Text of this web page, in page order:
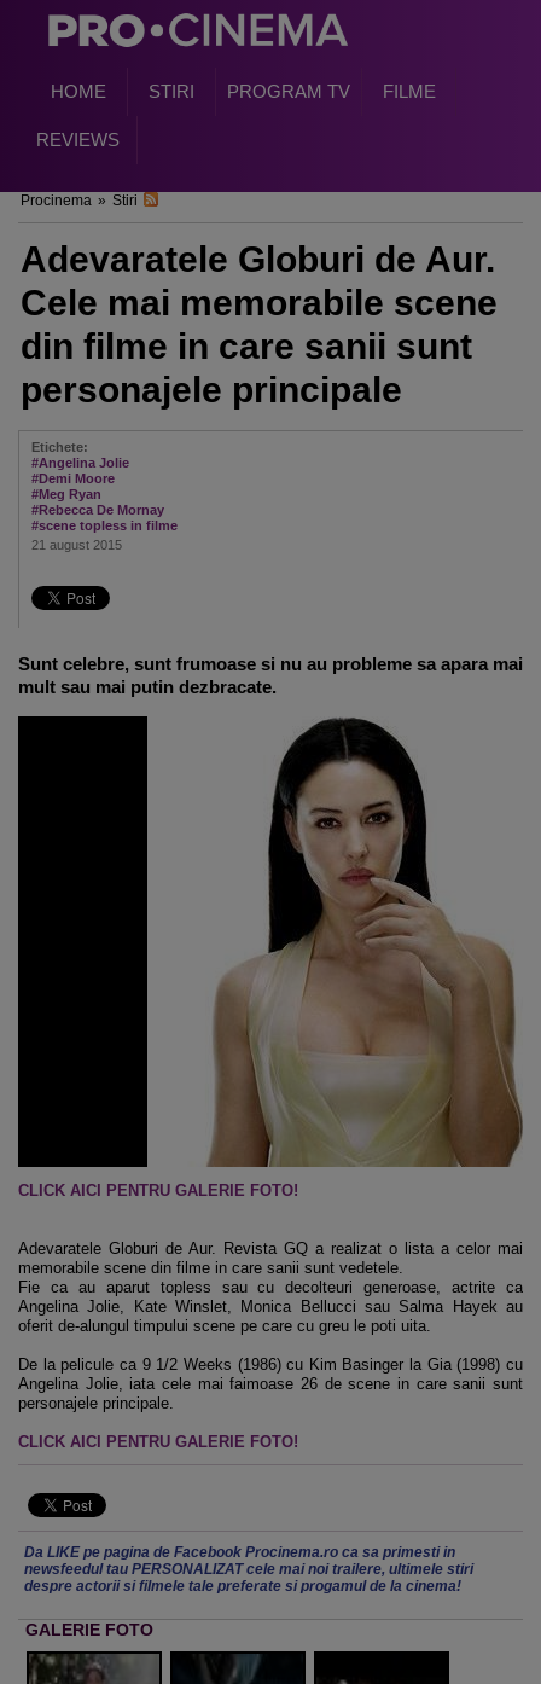
HOME STIRI PROGRAM TV FILME
REVIEWS
Procinema » Stiri
Adevaratele Globuri de Aur.
Cele mai memorabile scene
din filme in care sanii sunt
personajele principale
Etichete:
#Angelina Jolie
#Demi Moore
#Meg Ryan
#Rebecca De Mornay
#scene topless in filme
21 august 2015
Sunt celebre, sunt frumoase si nu au probleme sa apara mai
mult sau mai putin dezbracate.
CLICK AICI PENTRU GALERIE FOTO!
Adevaratele Globuri de Aur. Revista GQ a realizat o lista a celor mai
memorabile scene din filme in care sanii sunt vedetele.
Fie ca au aparut topless sau cu decolteuri generoase, actrite ca
Angelina Jolie, Kate Winslet, Monica Bellucci sau Salma Hayek au
oferit de-alungul timpului scene pe care cu greu le poti uita.
De la pelicule ca 9 1/2 Weeks (1986) cu Kim Basinger la Gia (1998) cu
Angelina Jolie, iata cele mai faimoase 26 de scene in care sanii sunt
personajele principale.
CLICK AICI PENTRU GALERIE FOTO!
Da LIKE pe pagina de Facebook Procinema.ro ca sa primesti in
newsfeedul tau PERSONALIZAT cele mai noi trailere, ultimele stiri
despre actorii si filmele tale preferate si progamul de la cinema!
GALERIE FOTO